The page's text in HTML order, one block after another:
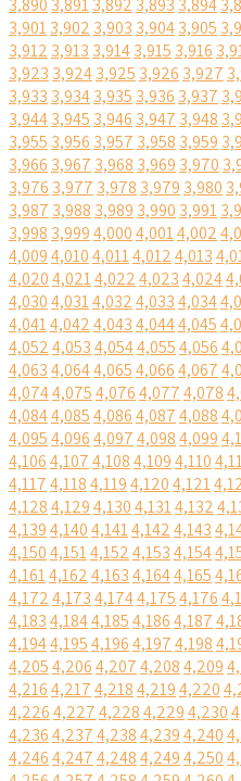
3,890 3,8913,892 3,893 3,894
3,9013,902 3,903 3,9043,905
3,912 3,913 3,9143,915 3,916
3,923 3,9243,925 3,926 3,927
3,933 3,9343,935 3,936 3,937
3,9443,945 3,946 3,947 3,948
3,955 3,956 3,957 3,958 3,959
3,966 3,967 3,968 3,969 3,970
3,976 3,977 3,978 3,979 3,980
3,987 3,988 3,989 3,990 3,991
3,998 3,9994,0004,0014,002
4,0094,0104,0114,0124,013
4,0204,0214,0224,0234,024
4,0304,0314,0324,0334,034
4,0414,0424,0434,0444,045
4,0524,0534,0544,0554,056
4,0634,0644,0654,0664,067
4,0744,0754,0764,0774,078
4,0844,0854,0864,0874,088
4,0954,0964,0974,0984,099
4,1064,1074,1084,1094,110
4,1174,1184,1194,1204,121
4,1284,1294,1304,1314,132
4,1394,1404,1414,1424,143
4,1504,1514,1524,1534,154
4,1614,1624,1634,1644,165
4,1724,1734,1744,1754,176
4,1834,1844,1854,1864,187
4,1944,1954,1964,1974,198
4,2054,2064,2074,2084,209
4,2164,2174,2184,2194,220
4,2264,2274,2284,2294,230
4,2364,2374,2384,2394,240
4,2464,2474,2484,2494,250